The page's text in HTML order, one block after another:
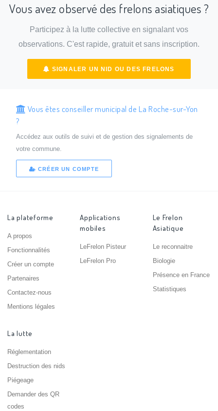
Vous avez observé des frelons asiatiques ?
Participez à la lutte collective en signalant vos
observations. C'est rapide, gratuit et sans inscription.
SIGNALER UN NID OU DES FRELONS
Vous êtes conseiller municipal de La Roche-sur-Yon
?
Accédez aux outils de suivi et de gestion des signalements de
votre commune.
CRÉER UN COMPTE
La plateforme
A propos
Fonctionnalités
Créer un compte
Partenaires
Contactez-nous
Mentions légales
Applications
mobiles
LeFrelon Pisteur
LeFrelon Pro
Le Frelon
Asiatique
Le reconnaitre
Biologie
Présence en France
Statistiques
La lutte
Réglementation
Destruction des nids
Piégeage
Demander des QR
codes